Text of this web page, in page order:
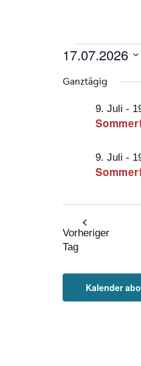
für
17.07.2026
wählen.
Ganztägig
9. Juli -
9. Juli -
Vorheriger
Tag
Kalender